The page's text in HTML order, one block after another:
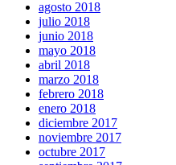
agosto 2018
julio 2018
junio 2018
mayo 2018
abril 2018
marzo 2018
febrero 2018
enero 2018
diciembre 2017
noviembre 2017
octubre 2017